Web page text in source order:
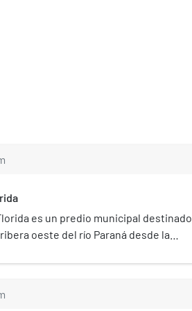
es un predio municipal destinado
oeste del río Paraná desde la
de la ciudad de Rosario
hoy todas las comodidades